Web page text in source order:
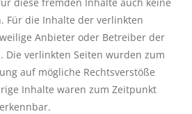
Für die Inhalte der verlinkten
Anbieter oder Betreiber der
Die verlinkten Seiten wurden zum
auf mögliche Rechtsverstöße
Inhalte waren zum Zeitpunkt